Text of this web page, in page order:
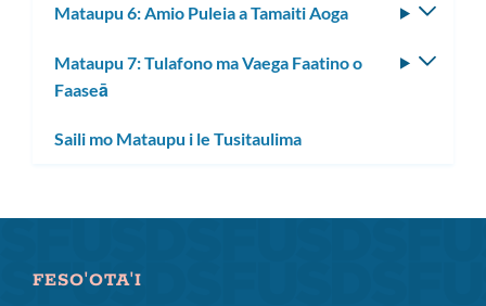
Mataupu 6: Amio Puleia a Tamaiti Aoga
Mataupu 7: Tulafono ma Vaega Faatino o
Faaseā
Saili mo Mataupu i le Tusitaulima
FESO'OTA'I